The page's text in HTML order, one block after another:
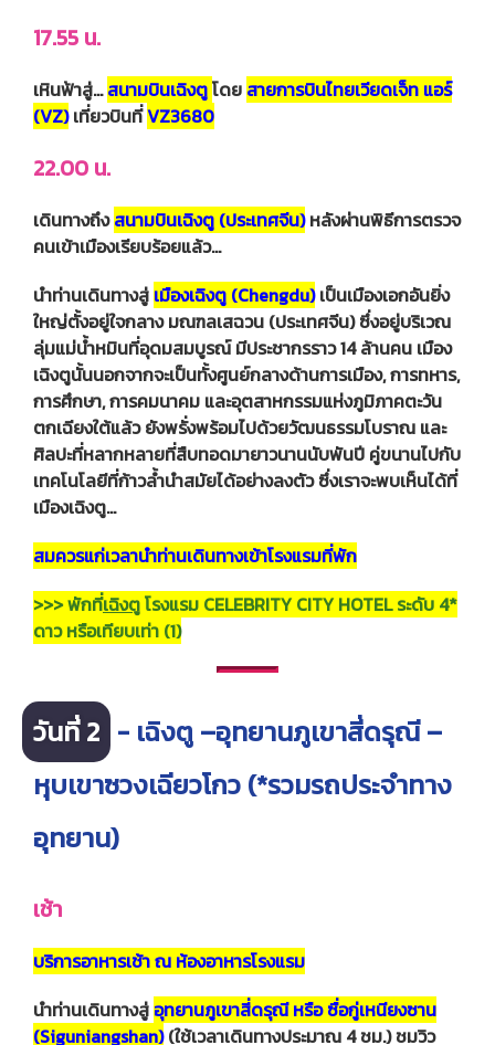
17.55 น.
เหินฟ้าสู่…สนามบินเฉิงตูโดย สายการบินไทยเวียดเจ็ท แอร์
(VZ)เที่ยวบินที่VZ3680
22.00 น.
เดินทางถึงสนามบินเฉิงตู (ประเทศจีน)หลังผ่านพิธีการตรวจ
คนเข้าเมืองเรียบร้อยแล้ว…
นำท่านเดินทางสู่ เมืองเฉิงตู (Chengdu)เป็นเมืองเอกอันยิ่ง
ใหญ่ตั้งอยู่ใจกลาง มณฑลเสฉวน (ประเทศจีน) ซึ่งอยู่บริเวณ
ลุ่มแม่น้ำหมินที่อุดมสมบูรณ์ มีประชากรราว 14 ล้านคน เมือง
เฉิงตูนั้นนอกจากจะเป็นทั้งศูนย์กลางด้านการเมือง, การทหาร,
การศึกษา, การคมนาคม และอุตสาหกรรมแห่งภูมิภาคตะวัน
ตกเฉียงใต้แล้ว ยังพรั่งพร้อมไปด้วยวัฒนธรรมโบราณ และ
ศิลปะที่หลากหลายที่สืบทอดมายาวนานนับพันปี คู่ขนานไปกับ
เทคโนโลยีที่ก้าวล้ำนำสมัยได้อย่างลงตัว ซึ่งเราจะพบเห็นได้ที่
เมืองเฉิงตู…
สมควรแก่เวลานำท่านเดินทางเข้าโรงแรมที่พัก
>>> พักที่เฉิงตูโรงแรม CELEBRITY CITY HOTEL ระดับ 4*
ดาว หรือเทียบเท่า (1)
วันที่ 2 - เฉิงตู –อุทยานภูเขาสี่ดรุณี –
หุบเขาซวงเฉียวโกว (*รวมรถประจำทาง
อุทยาน)
เช้า
บริการอาหารเช้า ณ ห้องอาหารโรงแรม
นำท่านเดินทางสู่ อุทยานภูเขาสี่ดรุณี หรือ ซื่อกู่เหนียงซาน
(Siguniangshan)(ใช้เวลาเดินทางประมาณ 4 ชม.) ชมวิว